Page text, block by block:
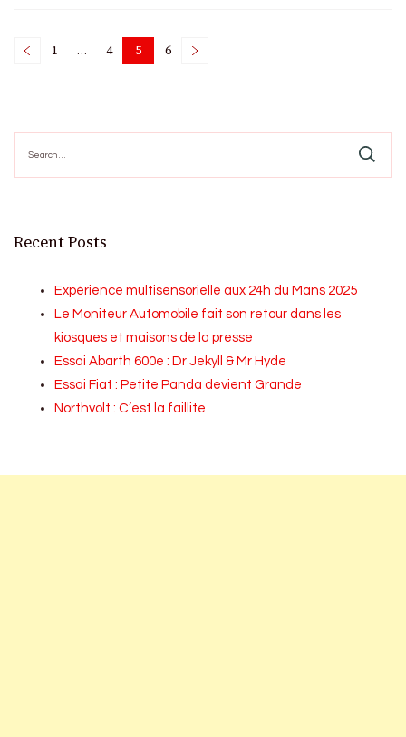
Posts
Page
1 … Page
4 Page
5 Page
6
for:
Recent Posts
Expérience multisensorielle aux 24h du Mans 2025
Le Moniteur Automobile fait son retour dans les
kiosques et maisons de la presse
Essai Abarth 600e : Dr Jekyll & Mr Hyde
Essai Fiat : Petite Panda devient Grande
Northvolt : C’est la faillite